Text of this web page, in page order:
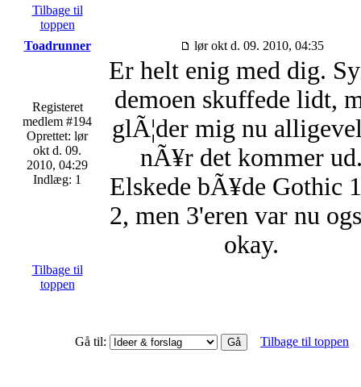
Tilbage til
toppen
Toadrunner
lør okt d. 09. 2010, 04:35
Registeret
medlem #194
Oprettet: lør
okt d. 09.
2010, 04:29
Indlæg: 1
Er helt enig med dig.
demoen skuffede lidt,
glÃ¦der mig nu
nÃ¥r det kommer
Elskede bÃ¥de Gothic
2, men 3'eren var nu
okay.
Tilbage til
toppen
Gå til: Tilbage til toppen